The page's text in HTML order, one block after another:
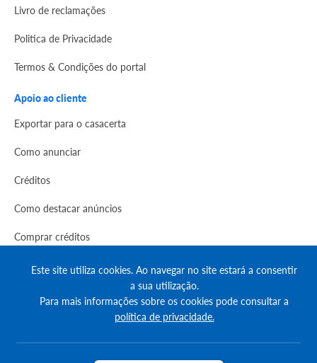
Livro de reclamações
Politica de Privacidade
Termos & Condições do portal
Apoio ao cliente
Exportar para o casacerta
Como anunciar
Créditos
Como destacar anúncios
Comprar créditos
FAQs
Informação
Este site utiliza cookies. Ao navegar no site estará a consentir
a sua utilização.
Para mais informações sobre os cookies pode consultar a
política de privacidade.